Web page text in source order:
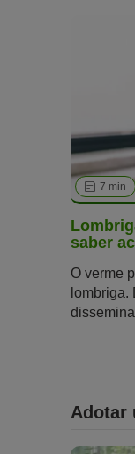
7 min
saber
O verme
lombriga.
Adotar